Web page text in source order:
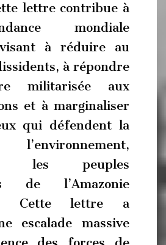
lettre contribue à
mondiale
à réduire au
à répondre
militarisée aux
et à marginaliser
qui défendent la
les peuples
de l’Amazonie
Cette lettre a
escalade massive